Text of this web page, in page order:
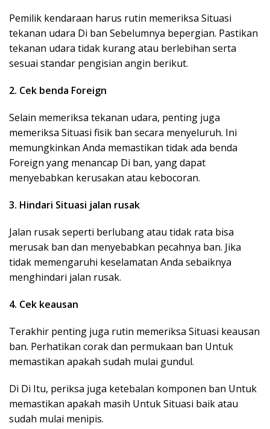
Pemilik kendaraan harus rutin memeriksa Situasi
tekanan udara Di ban Sebelumnya bepergian. Pastikan
tekanan udara tidak kurang atau berlebihan serta
sesuai standar pengisian angin berikut.
2. Cek benda Foreign
Selain memeriksa tekanan udara, penting juga
memeriksa Situasi fisik ban secara menyeluruh. Ini
memungkinkan Anda memastikan tidak ada benda
Foreign yang menancap Di ban, yang dapat
menyebabkan kerusakan atau kebocoran.
3. Hindari Situasi jalan rusak
Jalan rusak seperti berlubang atau tidak rata bisa
merusak ban dan menyebabkan pecahnya ban. Jika
tidak memengaruhi keselamatan Anda sebaiknya
menghindari jalan rusak.
4. Cek keausan
Terakhir penting juga rutin memeriksa Situasi keausan
ban. Perhatikan corak dan permukaan ban Untuk
memastikan apakah sudah mulai gundul.
Di Di Itu, periksa juga ketebalan komponen ban Untuk
memastikan apakah masih Untuk Situasi baik atau
sudah mulai menipis.